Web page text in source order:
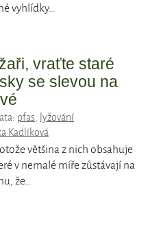
vyhlídky…
vraťte staré
se slevou na
pfas, lyžování
Kadlíková
většina z nich obsahuje
v nemalé míře zůstávají na
že…